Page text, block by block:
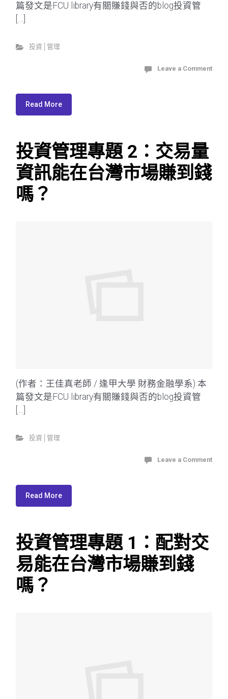
篇發文是FCU library有關賺錢與否的blog投資管
[…]
投資│管理
Leave a Comment
Read More
投資管理專題 2：交易量
資訊能在台灣市場賺到錢
嗎？
(作者：王佳真老師 / 逢甲大學 財務金融學系) 本
篇發文是FCU library有關賺錢與否的blog投資管
投資│管理
Leave a Comment
Read More
投資管理專題 1：配對交
易能在台灣市場賺到錢
嗎？